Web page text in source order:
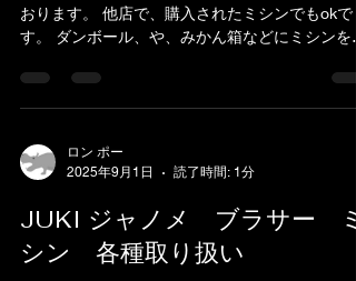
おります。 他店で、購入されたミシンでもokで
す。 ダンボール、や、みかん箱などにミシンを入
詰めて、 ガムテープで、フタを閉めてお送りくだ
さい。...
ロン ポー
2025年9月1日
読了時間: 1分
JUKI ジャノメ ブラサー ミ
シン 各種取り扱い